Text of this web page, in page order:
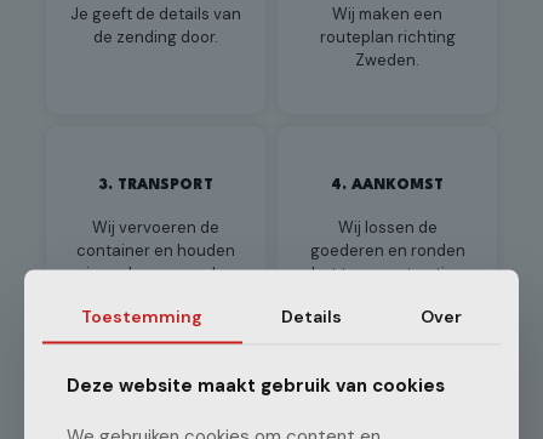
Je geeft de details van
de zending door.
Wij maken een
routeplan richting
Zweden.
3. TRANSPORT
Wij vervoeren de
container en houden
je onderweg op de
4. AANKOMST
Wij lossen de
goederen en ronden
het transport netjes
Toestemming Details Over
Deze website maakt gebruik van cookies